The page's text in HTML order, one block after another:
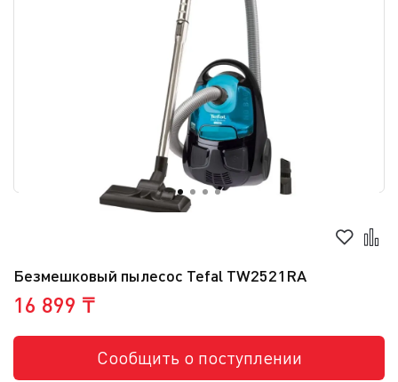
Безмешковый пылесос Tefal TW2521RA
16 899 ₸
Сообщить о поступлении